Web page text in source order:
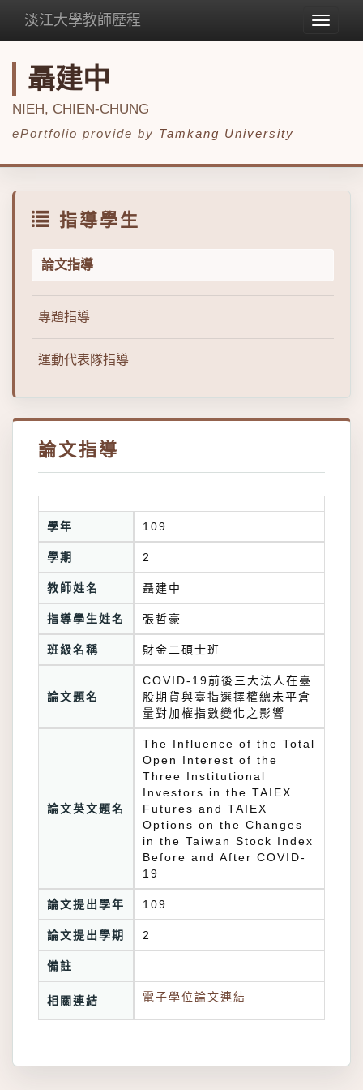
Toggle
淡江大學教師歷程
聶建中
NIEH, CHIEN-CHUNG
ePortfolio provide by Tamkang University
指導學生
論文指導
專題指導
運動代表隊指導
論文指導
學年 109
學期 2
教師姓名 聶建中
指導學生姓名 張哲豪
班級名稱 財金二碩士班
論文題名
COVID-19前後三大法人在臺
股期貨與臺指選擇權總未平倉
量對加權指數變化之影響
論文英文題名
The Influence of the Total
Open Interest of the
Three Institutional
Investors in the TAIEX
Futures and TAIEX
Options on the Changes
in the Taiwan Stock Index
Before and After COVID-
19
論文提出學年 109
論文提出學期 2
備註
相關連結 電子學位論文連結